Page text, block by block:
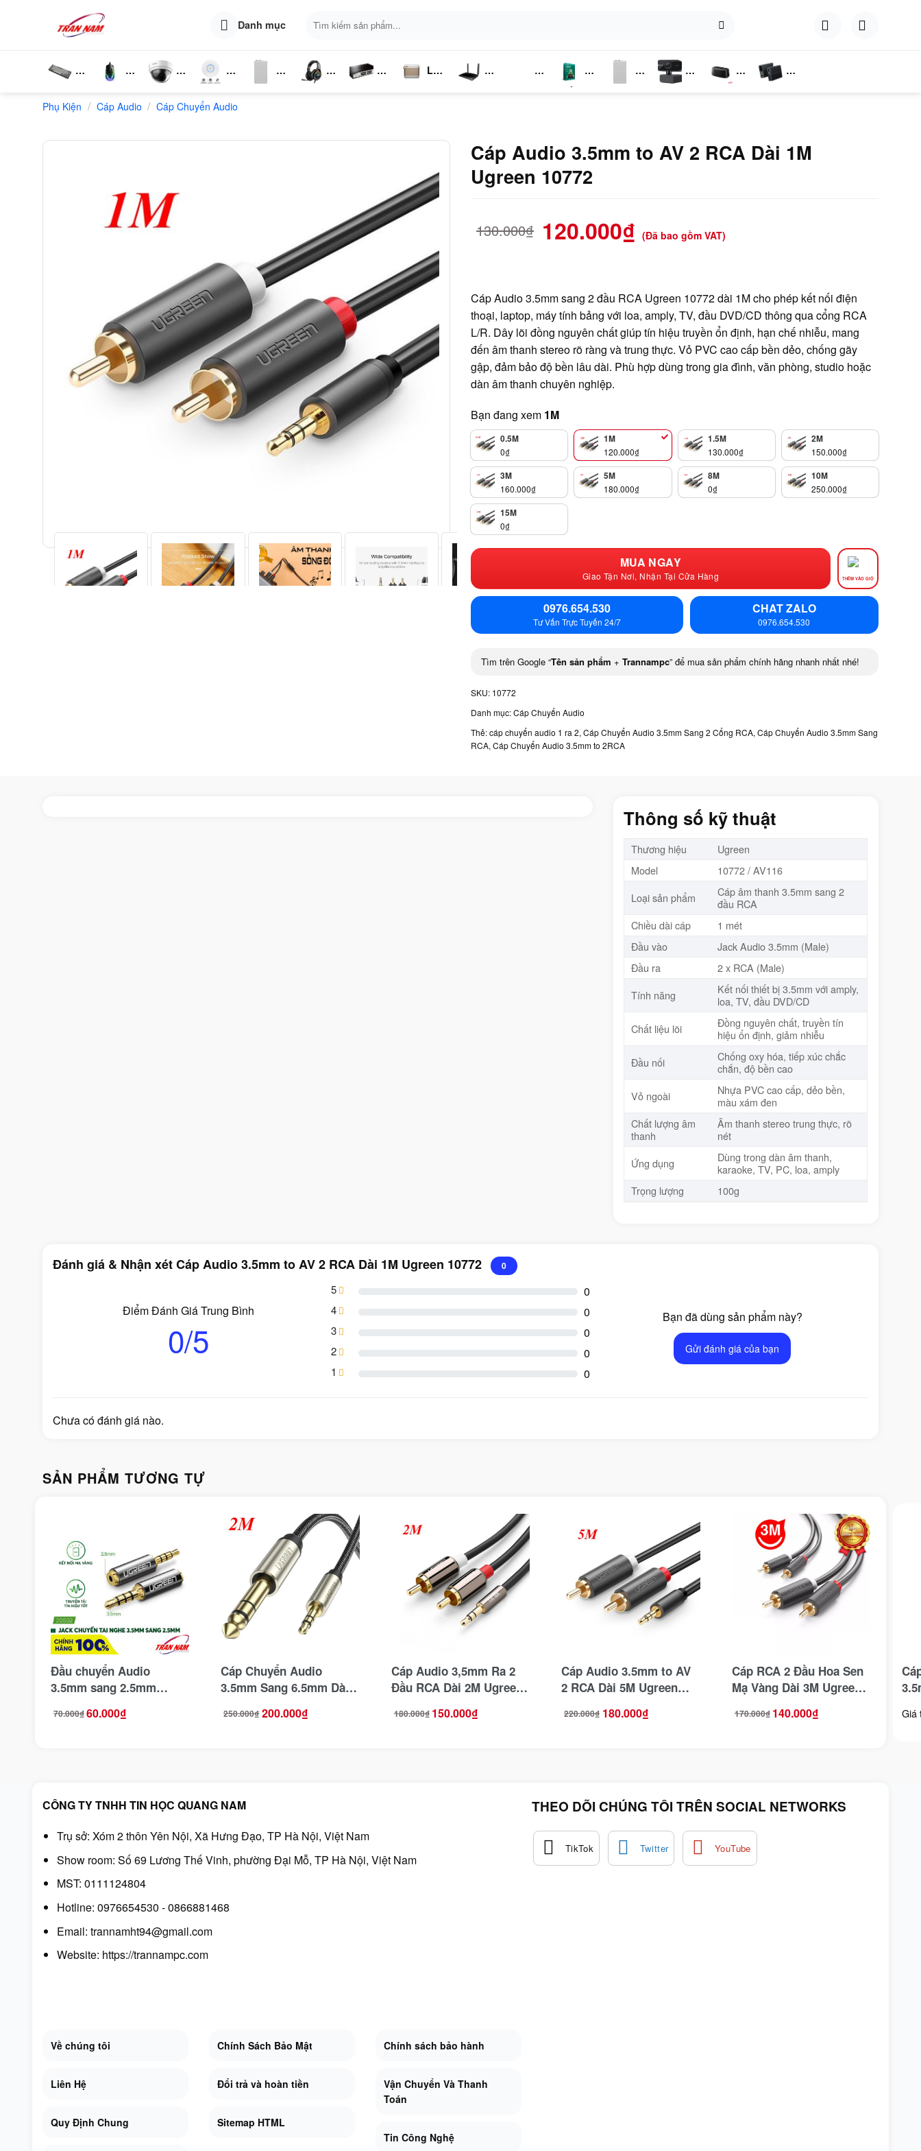
Danh mục
kiếm:
Phím
Wifi
Wifi
Loa
Phần
Phụ Kiện / Cáp Audio / Cáp Chuyển Audio
Cáp Audio 3.5mm to AV 2 RCA Dài 1M
Ugreen 10772
130.000₫ 120.000₫ (Đã bao gồm VAT)
Cáp Audio 3.5mm sang 2 đầu RCA Ugreen 10772 dài 1M cho phép kết nối điện
thoại, laptop, máy tính bảng với loa, amply, TV, đầu DVD/CD thông qua cổng RCA
L/R. Dây lõi đồng nguyên chất giúp tín hiệu truyền ổn định, hạn chế nhiễu, mang
đến âm thanh stereo rõ ràng và trung thực. Vỏ PVC cao cấp bền dẻo, chống gãy
gập, đảm bảo độ bền lâu dài. Phù hợp dùng trong gia đình, văn phòng, studio hoặc
dàn âm thanh chuyên nghiệp.
Bạn đang xem 1M
0.5M
0₫
1M
120.000₫
1.5M
130.000₫
2M
150.000₫
3M
160.000₫
5M
180.000₫
8M
0₫
10M
250.000₫
15M
0₫
MUA NGAY
Giao Tận Nơi, Nhận Tại Cửa Hàng THÊM VÀO GIỎ
0976.654.530
Tư Vấn Trực Tuyến 24/7
CHAT ZALO
0976.654.530
Tìm trên Google “Tên sản phẩm + Trannampc” để mua sản phẩm chính hãng nhanh nhất nhé!
SKU: 10772
Danh mục:Cáp Chuyển Audio
Thẻ:cáp chuyển audio 1 ra 2, Cáp Chuyển Audio 3.5mm Sang 2 Cổng RCA, Cáp Chuyển Audio 3.5mm Sang
RCA, Cáp Chuyển Audio 3.5mm to 2RCA
Thông số kỹ thuật
Thương hiệu
Ugreen
Model
10772 / AV116
Loại sản phẩm
Cáp âm thanh 3.5mm sang 2
đầu RCA
Chiều dài cáp
1 mét
Đầu vào
Jack Audio 3.5mm (Male)
Đầu ra
2 x RCA (Male)
Tính năng
Kết nối thiết bị 3.5mm với amply,
loa, TV, đầu DVD/CD
Chất liệu lõi
Đồng nguyên chất, truyền tín
hiệu ổn định, giảm nhiễu
Đầu nối
Chống oxy hóa, tiếp xúc chắc
chắn, độ bền cao
Vỏ ngoài
Nhựa PVC cao cấp, dẻo bền,
màu xám đen
Chất lượng âm
thanh
Âm thanh stereo trung thực, rõ
nét
Ứng dụng
Dùng trong dàn âm thanh,
karaoke, TV, PC, loa, amply
Trọng lượng
100g
Đánh giá & Nhận xét Cáp Audio 3.5mm to AV 2 RCA Dài 1M Ugreen 10772 0
Điểm Đánh Giá Trung Bình
0/5
5 0
4 0
3 0
2 0
1 0
Bạn đã dùng sản phẩm này?
Gửi đánh giá của bạn
Chưa có đánh giá nào.
SẢN PHẨM TƯƠNG TỰ
Đầu chuyển Audio
3.5mm sang 2.5mm
70.000₫
Giá 60.000₫
Giá
Cáp Chuyển Audio
3.5mm Sang 6.5mm Dài
điện thoại, máy tính với
250.000₫
Giá 200.000₫
Giá
Cáp Audio 3,5mm Ra 2
Đầu RCA Dài 2M Ugreen
180.000₫
Giá 150.000₫
Giá
Cáp Audio 3.5mm to AV
2 RCA Dài 5M Ugreen
220.000₫
Giá 180.000₫
Giá
Cáp RCA 2 Đầu Hoa Sen
Mạ Vàng Dài 3M Ugreen
170.000₫
Giá 140.000₫
Giá Giá
CÔNG TY TNHH TIN HỌC QUANG NAM
Trụ sở: Xóm 2 thôn Yên Nội, Xã Hưng Đạo, TP Hà Nội, Việt Nam
Show room: Số 69 Lương Thế Vinh, phường Đại Mỗ, TP Hà Nội, Việt Nam
MST: 0111124804
Hotline: 0976654530 - 0866881468
Email: trannamht94@gmail.com
Website: https://trannampc.com
Về chúng tôi
Liên Hệ
Quy Định Chung
Chính Sách Bảo Mật
Đổi trả và hoàn tiền
Sitemap HTML
Chính sách bảo hành
Vận Chuyển Và Thanh
Toán
Tin Công Nghệ
THEO DÕI CHÚNG TÔI TRÊN SOCIAL NETWORKS